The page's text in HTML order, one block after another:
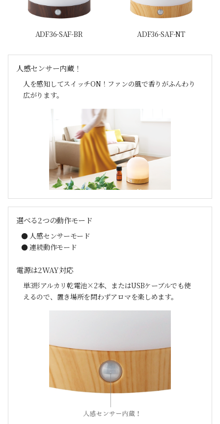
ADF36-SAF-BR ADF36-SAF-NT
人感センサー内蔵！
人を感知してスイッチON！ファンの風で香りがふんわり
広がります。
選べる2つの動作モード
● 人感センサーモード
● 連続動作モード
電源は2WAY対応
単3形アルカリ乾電池×2本、またはUSBケーブルでも使
えるので、 置き場所を問わずアロマを楽しめます。